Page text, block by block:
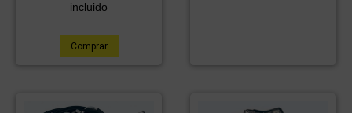
incluido
Comprar